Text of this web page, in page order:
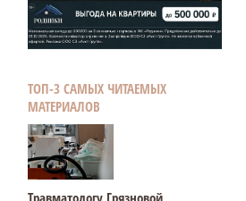
ТОП-3 САМЫХ ЧИТАЕМЫХ
МАТЕРИАЛОВ
Травматологу Грязновой